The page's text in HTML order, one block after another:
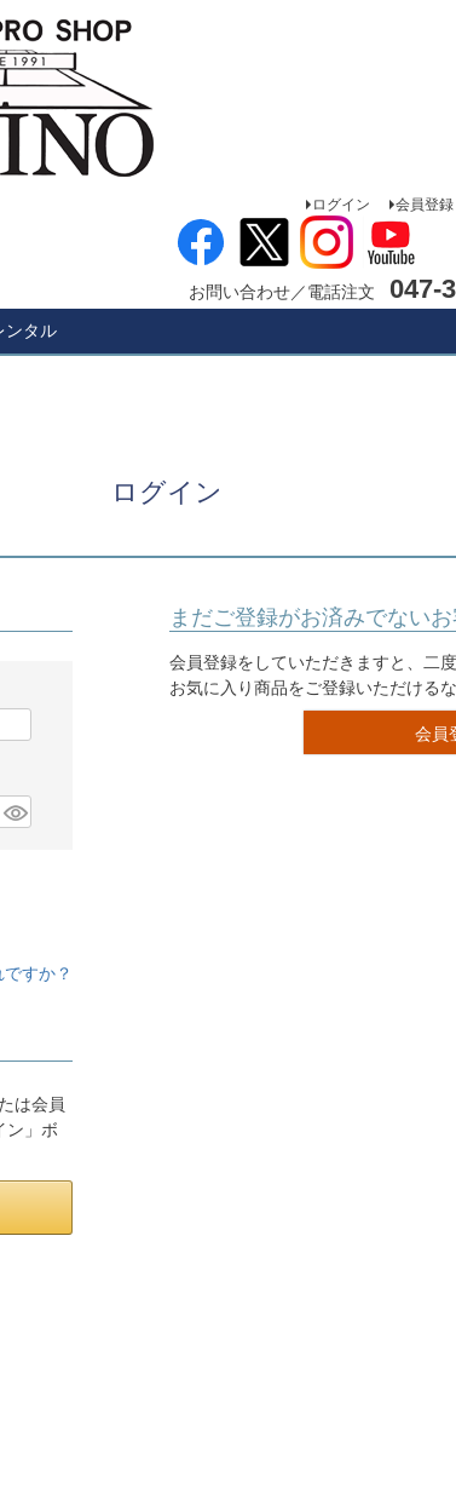
ログイン 会員登録
お問い合わせ／電話注文 047-
ンタル
ログイン
すか？
は会員
ン」ボ
まだご登録がお済みでない
会員登録をしていただきますと、二
お気に入り商品をご登録いただける
会員